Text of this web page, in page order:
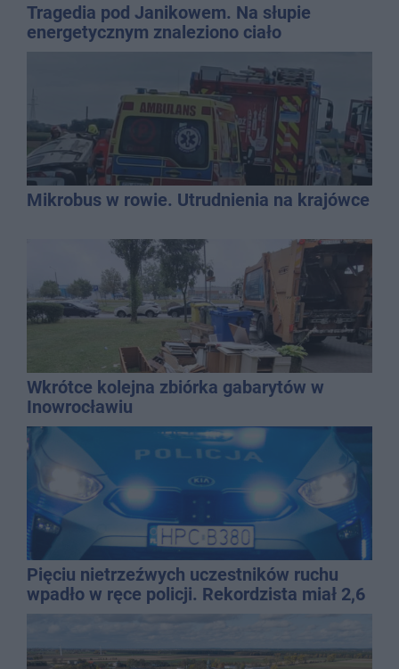
Tragedia pod Janikowem. Na słupie
energetycznym znaleziono ciało
mężczyzny
Mikrobus w rowie. Utrudnienia na krajówce
Wkrótce kolejna zbiórka gabarytów w
Inowrocławiu
Pięciu nietrzeźwych uczestników ruchu
wpadło w ręce policji. Rekordzista miał 2,6
promila